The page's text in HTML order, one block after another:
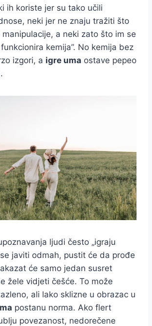
ih koriste jer su tako učili
neki jer ne znaju tražiti što
a neki zato što im se
kemija”. No kemija bez
izgori, a igre uma ostave pepeo
ljudi često „igraju
se javiti odmah, pustit će da prođe
će samo jedan susret
žele vidjeti češće. To može
ali lako sklizne u obrazac u
postanu norma. Ako flert
povezanost, nedorečene